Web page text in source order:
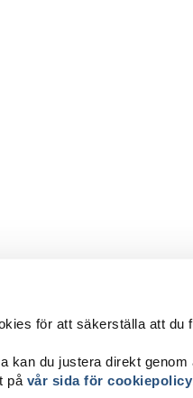
för att säkerställa att du
kan du justera direkt genom
på vår sida för cookiepolicy
FINDEN